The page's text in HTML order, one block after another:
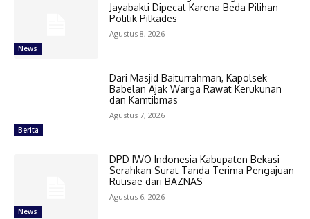
News
Jayabakti Dipecat Karena Beda Pilihan
Politik Pilkades
Agustus 8, 2026
Berita
Dari Masjid Baiturrahman, Kapolsek
Babelan Ajak Warga Rawat Kerukunan
dan Kamtibmas
Agustus 7, 2026
News
DPD IWO Indonesia Kabupaten Bekasi
Serahkan Surat Tanda Terima Pengajuan
Rutisae dari BAZNAS
Agustus 6, 2026